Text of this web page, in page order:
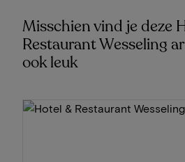
Misschien vind je deze
Restaurant Wesseling
ook leuk